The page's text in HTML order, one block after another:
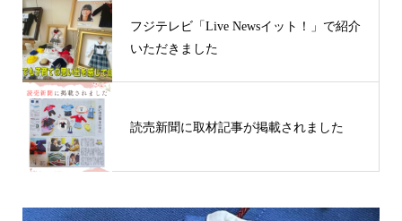
フジテレビ「Live Newsイット！」で紹介
いただきました
読売新聞に取材記事が掲載されました